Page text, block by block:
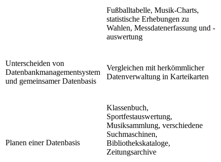
Fußballtabelle, Musik-Charts,
statistische Erhebungen zu
Wahlen, Messdatenerfassung und -
auswertung
Unterscheiden von
Datenbankmanagementsystem
und gemeinsamer Datenbasis
Vergleichen mit herkömmlicher
Datenverwaltung in Karteikarten
Planen einer Datenbasis
Klassenbuch,
Sportfestauswertung,
Musiksammlung, verschiedene
Suchmaschinen,
Bibliothekskataloge,
Zeitungsarchive